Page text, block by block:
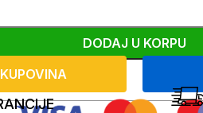
DODAJ U KORPU